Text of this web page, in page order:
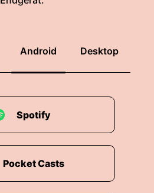
Android Desktop
Spotify
Pocket Casts